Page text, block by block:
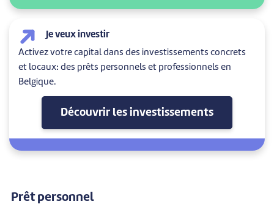
Je veux investir
Activez votre capital dans des investissements concrets
et locaux: des prêts personnels et professionnels en
Belgique.
Découvrir les investissements
Prêt personnel